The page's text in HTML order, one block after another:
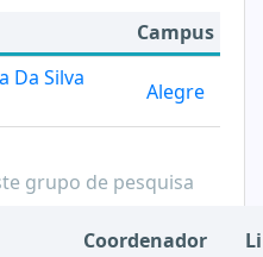
Campus
Da Silva
Alegre
grupo de pesquisa
Coordenador